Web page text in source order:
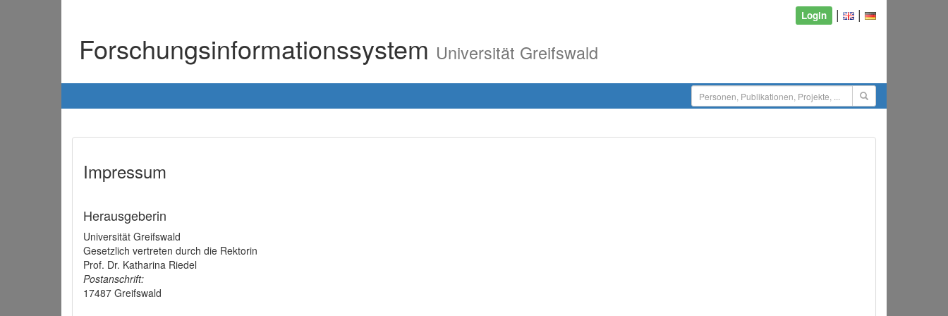
Login | |
Forschungsinformationssystem Universität Greifswald
Impressum
Herausgeberin
Universität Greifswald
Gesetzlich vertreten durch die Rektorin
Prof. Dr. Katharina Riedel
Postanschrift:
17487 Greifswald